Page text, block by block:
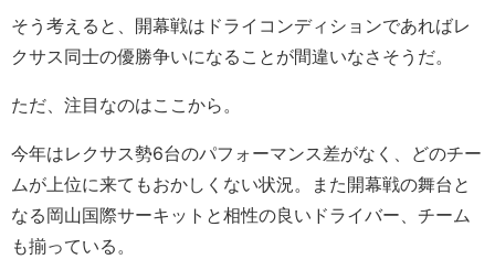
そう考えると、開幕戦はドライコンディションであればレ
クサス同士の優勝争いになることが間違いなさそうだ。
ただ、注目なのはここから。
今年はレクサス勢6台のパフォーマンス差がなく、どのチー
ムが上位に来てもおかしくない状況。また開幕戦の舞台と
なる岡山国際サーキットと相性の良いドライバー、チーム
も揃っている。